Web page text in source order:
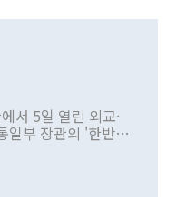
서 5일 열린 외교·
일부 장관의 '한반도
추진하겠다고 공